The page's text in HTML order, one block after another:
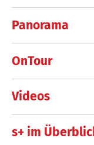
Panorama
OnTour
Videos
s+ im